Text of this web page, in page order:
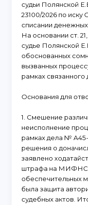
судьи Полянской
23100/2026 по
списании
На основании ст.
судье Полянской
обоснованных
вызванных
рамках связанного
Основания для
1. Смешение
неисполнение
рамках дела № А45-
решения о
заявлено
штрафа на МИФНС
обеспечительных
была защита
судебных актов.